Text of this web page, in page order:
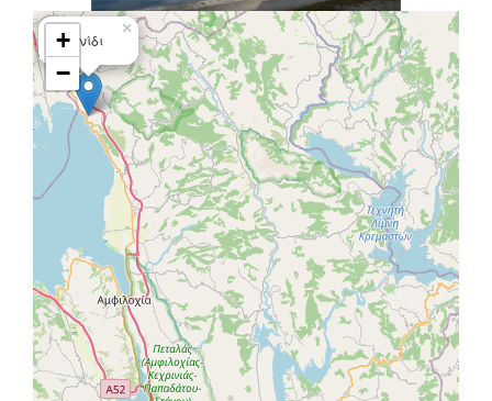
Μενίδι
×
+
−